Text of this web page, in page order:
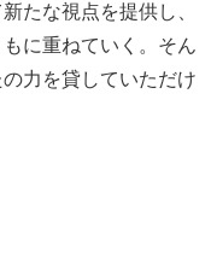
たな視点を提供し、
に重ねていく。そん
力を貸していただけ